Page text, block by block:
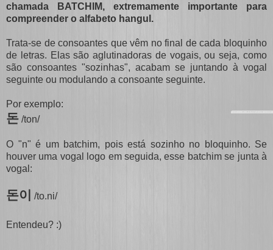
chamada BATCHIM, extremamente importante para
compreender o alfabeto hangul.
Trata-se de consoantes que vêm no final de cada bloquinho
de letras. Elas são aglutinadoras de vogais, ou seja, como
são consoantes "sozinhas", acabam se juntando à vogal
seguinte ou modulando a consoante seguinte.
Por exemplo:
돈 /ton/
O "n" é um batchim, pois está sozinho no bloquinho. Se
houver uma vogal logo em seguida, esse batchim se junta à
vogal:
돈이 /to.ni/
Entendeu? :)